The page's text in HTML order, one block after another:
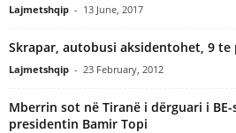
Lajmetshqip - 13 June, 2017
Skrapar, autobusi aksidentohet, 9 te
Lajmetshqip - 23 February, 2012
Mberrin sot në Tiranë i dërguari i
presidentin Bamir Topi